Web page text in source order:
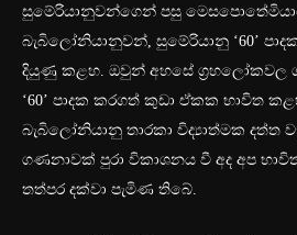
සුමේරියානුවන්ගෙන් පසු
බැබිලෝනියානුවන්, සුමේරියානු ‘60’
දියුණු කළහ. ඔවුන් අහසේ ග්‍රහලෝකවල
‘60’ පාදක කරගත් කුඩා ඒකක භාවිත
බැබිලෝනියානු තාරකා විද්‍යාත්මක දත්ත
ගණනාවක් පුරා විකාශනය වී අද අප
තත්පර දක්වා පැමිණ තිබේ.